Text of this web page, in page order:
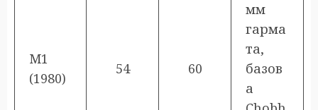
M1
(1980)
54 60
мм
гарма
та,
базов
а